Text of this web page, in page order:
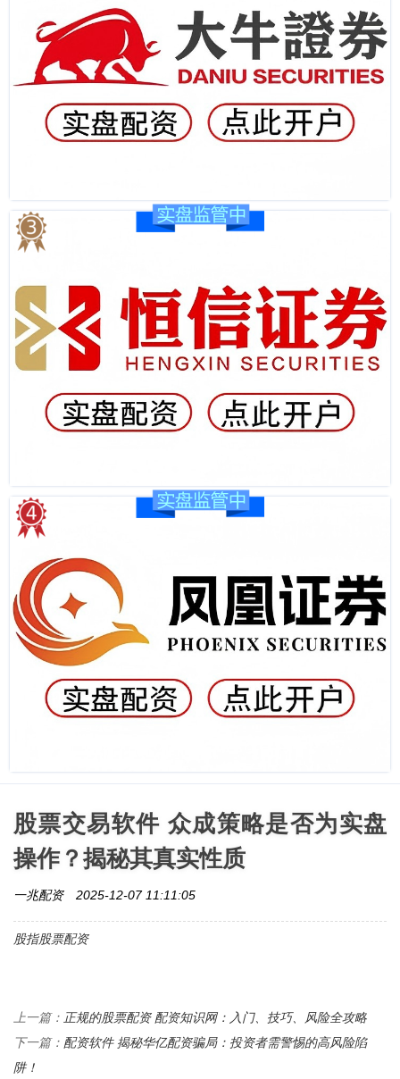
股票交易软件 众成策略是否为实盘
操作？揭秘其真实性质
一兆配资 2025-12-07 11:11:05
股指股票配资
上一篇： 正规的股票配资 配资知识网：入门、技巧、风险全攻略
下一篇： 配资软件 揭秘华亿配资骗局：投资者需警惕的高风险陷
阱！